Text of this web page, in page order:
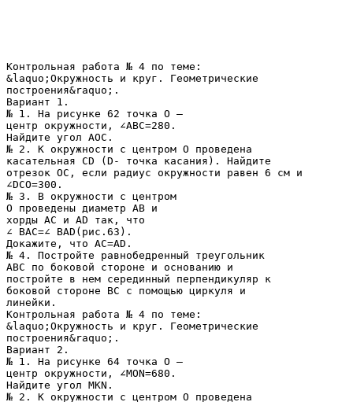
Контрольная работа № 4 по теме:
&laquo;Окружность и круг. Геометрические
построения&raquo;.
Вариант 1.
№ 1. На рисунке 62 точка О –
центр окружности, ∠АВС=280.
Найдите угол АОС.
№ 2. К окружности с центром О проведена
касательная CD (D- точка касания). Найдите
отрезок ОС, если радиус окружности равен 6 см и
∠DCO=300.
№ 3. В окружности с центром
О проведены диаметр AB и
хорды AC и AD так, что
∠ BAC=∠ BAD(рис.63).
Докажите, что AC=AD.
№ 4. Постройте равнобедренный треугольник
АВС по боковой стороне и основанию и
постройте в нем серединный перпендикуляр к
боковой стороне ВС с помощью циркуля и
линейки.
Контрольная работа № 4 по теме:
&laquo;Окружность и круг. Геометрические
построения&raquo;.
Вариант 2.
№ 1. На рисунке 64 точка О –
центр окружности, ∠MON=680.
Найдите угол MKN.
№ 2. К окружности с центром О проведена